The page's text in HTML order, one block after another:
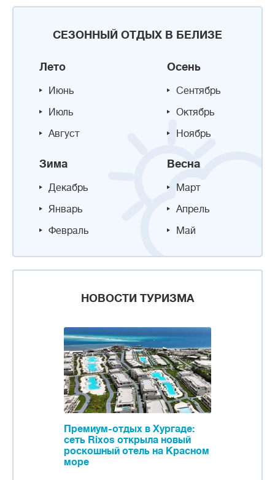
СЕЗОННЫЙ ОТДЫХ В БЕЛИЗЕ
Лето
Июнь
Июль
Август
Осень
Сентябрь
Октябрь
Ноябрь
Зима
Декабрь
Январь
Февраль
Весна
Март
Апрель
Май
НОВОСТИ ТУРИЗМА
Премиум-отдых в Хургаде:
сеть Rixos открыла новый
роскошный отель на Красном
море